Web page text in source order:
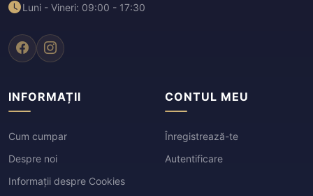
Luni - Vineri: 09:00 - 17:30
INFORMAȚII
Cum cumpar
Despre noi
Informații despre Cookies
CONTUL MEU
Înregistrează-te
Autentificare